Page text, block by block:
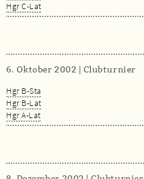
Hgr C-Lat
6. Oktober 2002 | Clubturnier
Hgr B-Sta
Hgr B-Lat
Hgr A-Lat